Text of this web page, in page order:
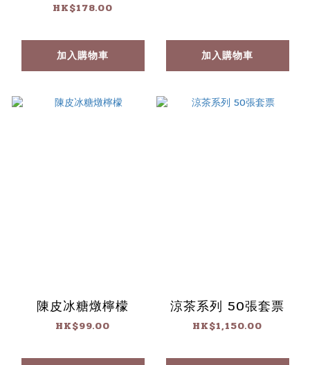
HK$178.00
加入購物車 加入購物車
陳皮冰糖燉檸檬
HK$99.00
涼茶系列 50張套票
HK$1,150.00